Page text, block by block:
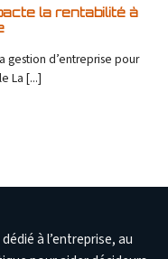
la rentabilité à
gestion d’entreprise pour
La [...]
à l’entreprise, au